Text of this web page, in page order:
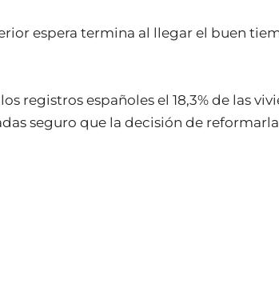
espera termina al llegar el buen
registros españoles el 18,3% de las
seguro que la decisión de